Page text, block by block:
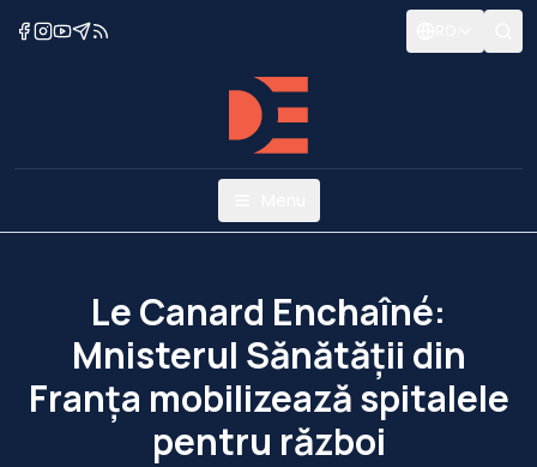
Le Canard Enchaîné:
Mnisterul Sănătății din
Franța mobilizează spitalele
pentru război